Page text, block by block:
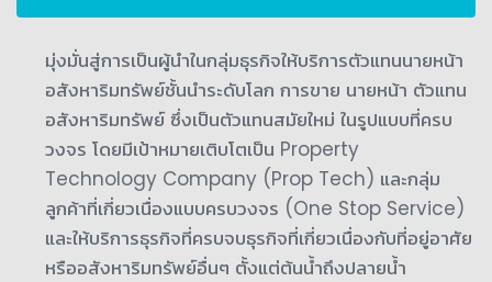
มุ่งมั่นสู่การเป็นผู้นำในกลุ่มธุรกิจให้บริการตัวแทนนายหน้า
อสังหาริมทรัพย์ชั้นนำระดับโลก การขาย นายหน้า ตัวแทน
อสังหาริมทรัพย์ ซึ่งเป็นตัวแทนสมัยใหม่ ในรูปแบบที่ครบ
วงจร โดยมีเป้าหมายเติบโตเป็น Property
Technology Company (Prop Tech) และกลุ่ม
ลูกค้าที่เกี่ยวเนื่องแบบครบวงจร (One Stop Service)
และให้บริการธุรกิจที่ครบจบธุรกิจที่เกี่ยวเนื่องกับที่อยู่อาศัย
หรืออสังหาริมทรัพย์อื่นๆ ตั้งแต่ต้นน้ำถึงปลายน้ำ